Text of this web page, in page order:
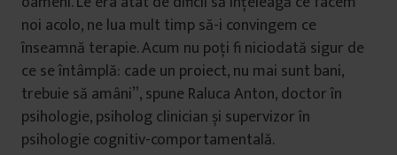
noi acolo, ne lua mult timp să-i convingem ce
înseamnă terapie. Acum nu poți fi niciodată sigur de
ce se întâmplă: cade un proiect, nu mai sunt bani,
trebuie să amâni”, spune Raluca Anton, doctor în
psihologie, psiholog clinician și supervizor în
psihologie cognitiv-comportamentală.